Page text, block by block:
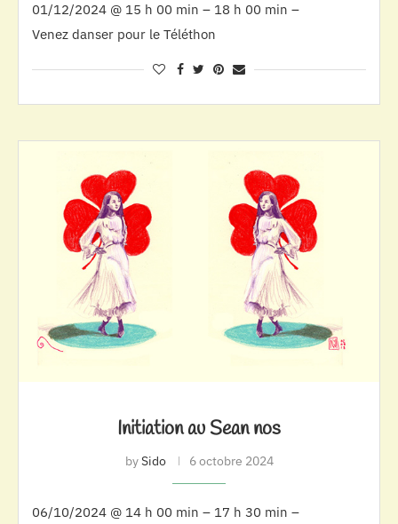
01/12/2024 @ 15 h 00 min – 18 h 00 min –
Venez danser pour le Téléthon
Initiation au Sean nos
bySido 6 octobre 2024
06/10/2024 @ 14 h 00 min – 17 h 30 min –